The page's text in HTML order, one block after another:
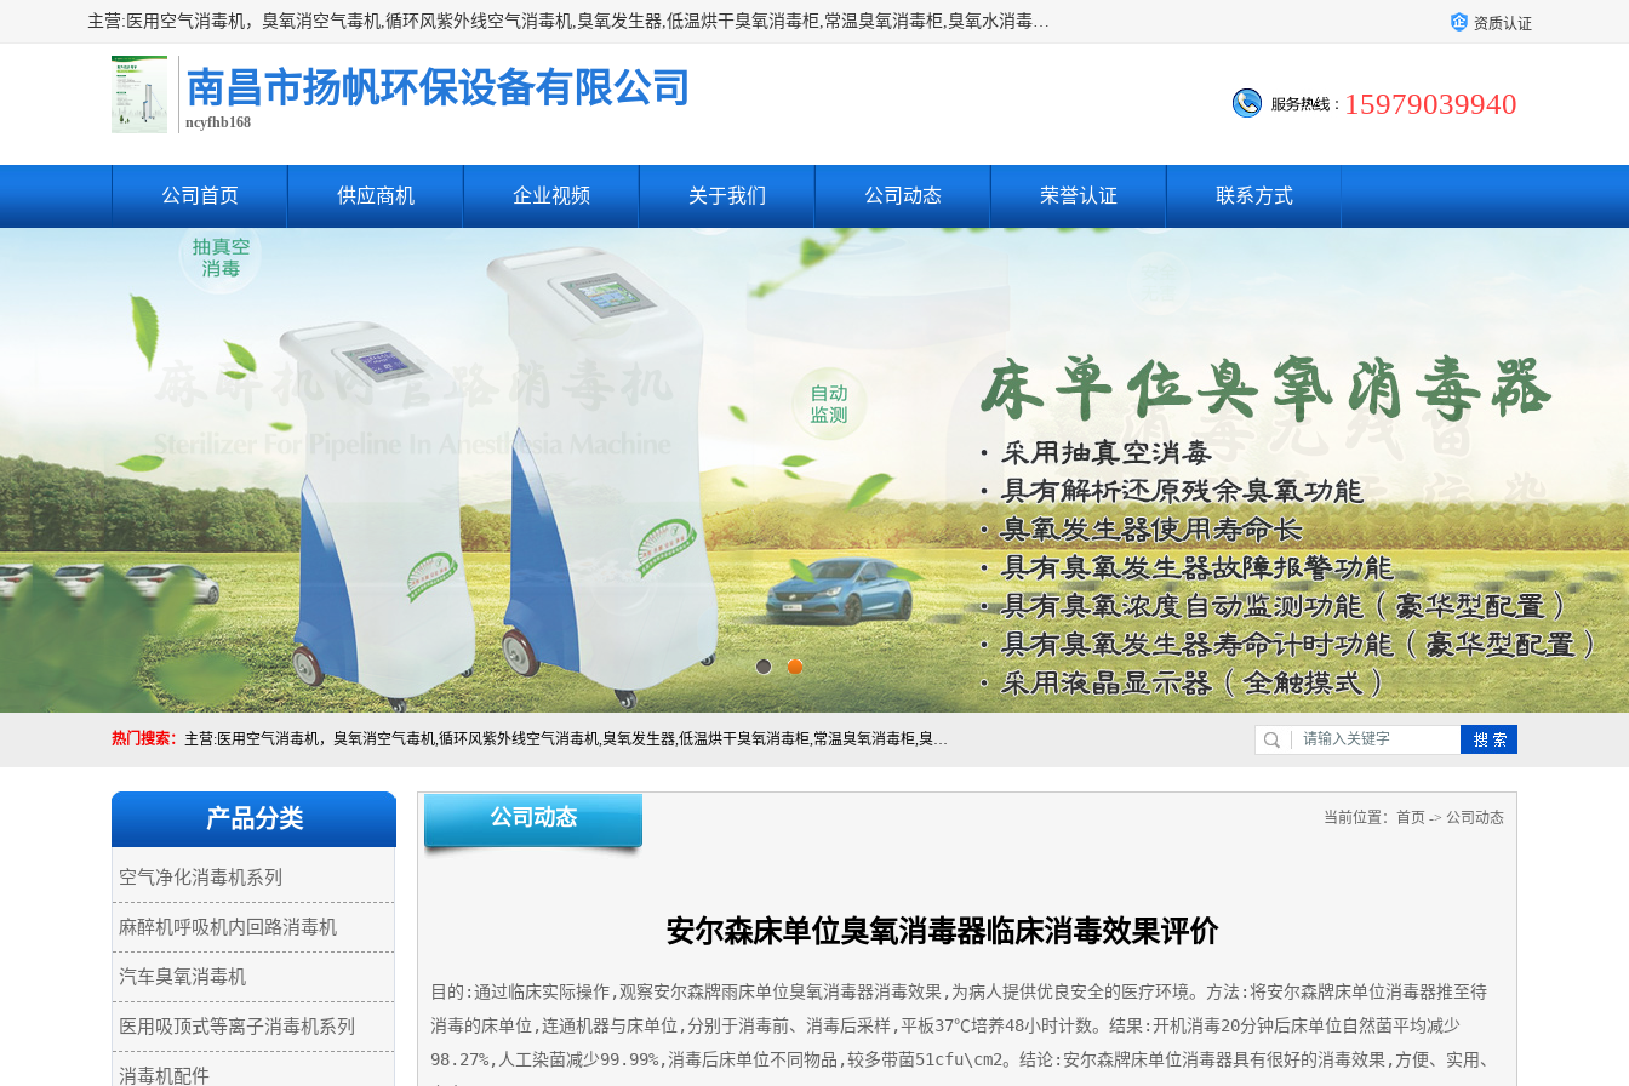
主营:医用空气消毒机，臭氧消空气毒机,循环风紫外线空气消毒机,臭氧发生器,低温烘干臭氧消毒柜,常温臭氧消毒柜,臭氧水消毒机,管道容器臭氧消毒机,内置式臭氧消毒机,外置式臭氧消毒机,床单位臭氧消毒器。医用工作服灭菌柜，医用拖鞋消毒柜,麻醉机内管路消毒机，呼吸机回路消毒机 资质认证
南昌市扬帆环保设备有限公司
ncyfhb168
15979039940
公司首页 供应商机 企业视频 关于我们 公司动态 荣誉认证 联系方式
热门搜索： 主营:医用空气消毒机，臭氧消空气毒机,循环风紫外线空气消毒机,臭氧发生器,低温烘干臭氧消毒柜,常温臭氧消毒柜,臭氧水消毒机,管道容器臭氧消毒机,内置式臭氧消毒机,外置式臭氧消毒机,床单位臭氧消毒器。医用工作服灭菌柜，医用拖鞋消毒柜,麻醉机内管路消毒机，呼吸机回路消毒机
产品分类
空气净化消毒机系列
麻醉机呼吸机内回路消毒机
汽车臭氧消毒机
医用吸顶式等离子消毒机系列
消毒机配件
公司动态 当前位置： 首页 -> 公司动态
安尔森床单位臭氧消毒器临床消毒效果评价
目的:通过临床实际操作,观察安尔森牌雨床单位臭氧消毒器消毒效果,为病人提供优良安全的医疗环境。方法:将安尔森牌床单位消毒器推至待
消毒的床单位,连通机器与床单位,分别于消毒前、消毒后采样,平板37℃培养48小时计数。结果:开机消毒20分钟后床单位自然菌平均减少
98.27%,人工染菌减少99.99%,消毒后床单位不同物品,较多带菌51cfu\cm2。结论:安尔森牌床单位消毒器具有很好的消毒效果,方便、实用、